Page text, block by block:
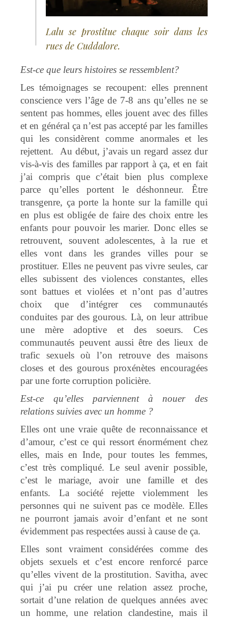
Lalu se prostitue chaque soir dans les
rues de Cuddalore.
Est-ce que leurs histoires se ressemblent?
Les témoignages se recoupent: elles prennent
conscience vers l’âge de 7-8 ans qu’elles ne se
sentent pas hommes, elles jouent avec des filles
et en général ça n’est pas accepté par les familles
qui les considèrent comme anormales et les
rejettent. Au début, j’avais un regard assez dur
vis-à-vis des familles par rapport à ça, et en fait
j’ai compris que c’était bien plus complexe
parce qu’elles portent le déshonneur. Être
transgenre, ça porte la honte sur la famille qui
en plus est obligée de faire des choix entre les
enfants pour pouvoir les marier. Donc elles se
retrouvent, souvent adolescentes, à la rue et
elles vont dans les grandes villes pour se
prostituer. Elles ne peuvent pas vivre seules, car
elles subissent des violences constantes, elles
sont battues et violées et n’ont pas d’autres
choix que d’intégrer ces communautés
conduites par des gourous. Là, on leur attribue
une mère adoptive et des soeurs. Ces
communautés peuvent aussi être des lieux de
trafic sexuels où l’on retrouve des maisons
closes et des gourous proxénètes encouragées
par une forte corruption policière.
Est-ce qu’elles parviennent à nouer des
relations suivies avec un homme ?
Elles ont une vraie quête de reconnaissance et
d’amour, c’est ce qui ressort énormément chez
elles, mais en Inde, pour toutes les femmes,
c’est très compliqué. Le seul avenir possible,
c’est le mariage, avoir une famille et des
enfants. La société rejette violemment les
personnes qui ne suivent pas ce modèle. Elles
ne pourront jamais avoir d’enfant et ne sont
évidemment pas respectées aussi à cause de ça.
Elles sont vraiment considérées comme des
objets sexuels et c’est encore renforcé parce
qu’elles vivent de la prostitution. Savitha, avec
qui j’ai pu créer une relation assez proche,
sortait d’une relation de quelques années avec
un homme, une relation clandestine, mais il